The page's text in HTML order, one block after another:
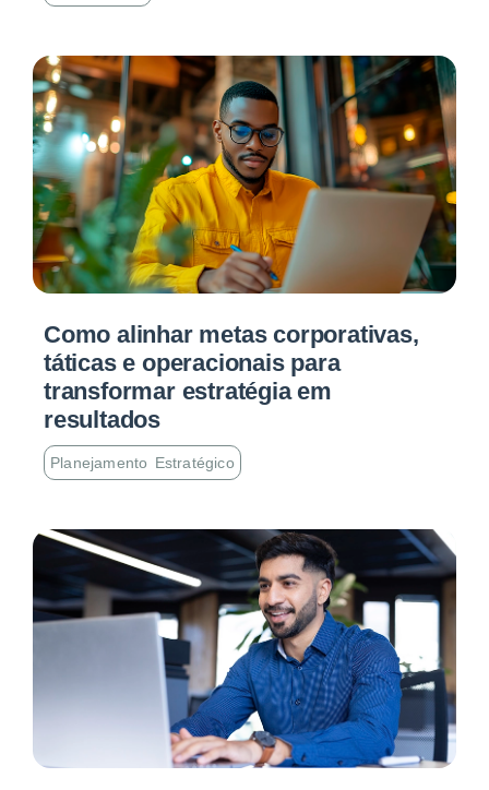
Como alinhar metas corporativas,
táticas e operacionais para
transformar estratégia em
resultados
Planejamento Estratégico